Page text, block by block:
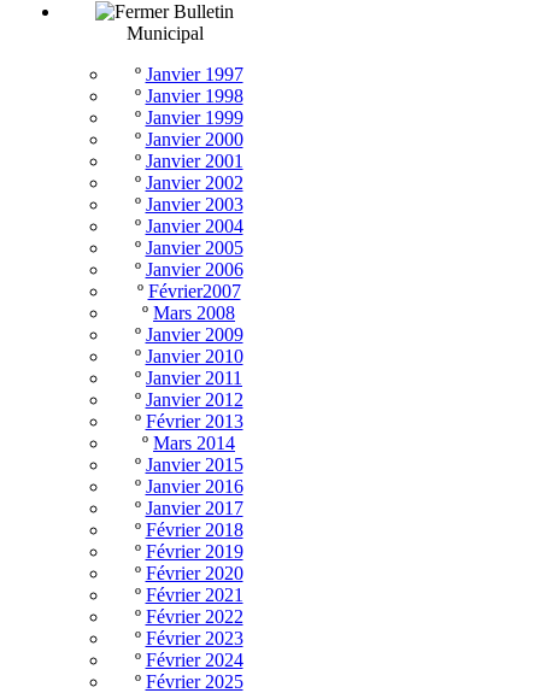
Bulletin
Municipal
º Janvier 1997
º Janvier 1998
º Janvier 1999
º Janvier 2000
º Janvier 2001
º Janvier 2002
º Janvier 2003
º Janvier 2004
º Janvier 2005
º Janvier 2006
º Février2007
º Mars 2008
º Janvier 2009
º Janvier 2010
º Janvier 2011
º Janvier 2012
º Février 2013
º Mars 2014
º Janvier 2015
º Janvier 2016
º Janvier 2017
º Février 2018
º Février 2019
º Février 2020
º Février 2021
º Février 2022
º Février 2023
º Février 2024
º Février 2025